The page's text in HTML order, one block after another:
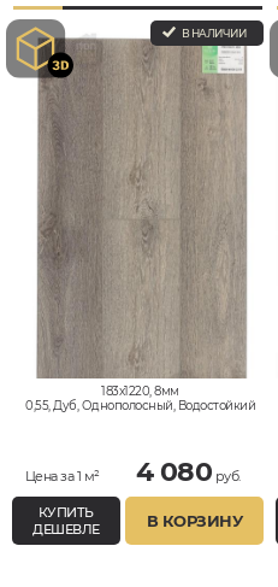
В НАЛИЧИИ
183x1220, 8мм
0,55, Дуб, Однополосный, Водостойкий
Цена за 1 м² 4 080 руб.
КУПИТЬ
ДЕШЕВЛЕ
В КОРЗИНУ